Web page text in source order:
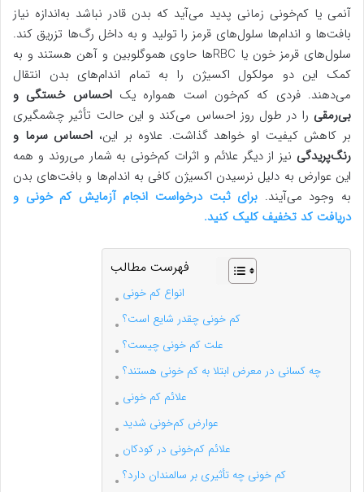
آنمی یا کم‌خونی زمانی پدید می‌آید که بدن قادر نباشد به‌اندازه نیاز
بافت‌ها و اندام‌ها سلول‌های قرمز را تولید و به داخل رگ‌ها تزریق کند.
سلول‌های قرمز خون یا RBCها حاوی هموگلوبین و آهن هستند و به
کمک این دو مولکول اکسیژن را به تمام اندام‌های بدن انتقال
می‌دهند. فردی که کم‌خون است همواره یک احساس خستگی و
بی‌رمقی را در طول روز احساس می‌کند و این حالت تأثیر چشمگیری
بر کاهش کیفیت او خواهد گذاشت. علاوه بر این، احساس سرما و
رنگ‌پریدگی نیز از دیگر علائم و اثرات کم‌خونی به شمار می‌روند و همه
این عوارض به دلیل نرسیدن اکسیژن کافی به اندام‌ها و بافت‌های بدن
به وجود می‌آیند. برای ثبت درخواست انجام آزمایش کم خونی و
دریافت کد تخفیف کلیک کنید.
فهرست مطالب
انواع کم خونی
کم خونی چقدر شایع است؟
علت کم خونی چیست؟
چه کسانی در معرض ابتلا به کم خونی هستند؟
علائم کم خونی
عوارض کم‌خونی شدید
علائم کم‌خونی در کودکان
کم خونی چه تأثیری بر سالمندان دارد؟